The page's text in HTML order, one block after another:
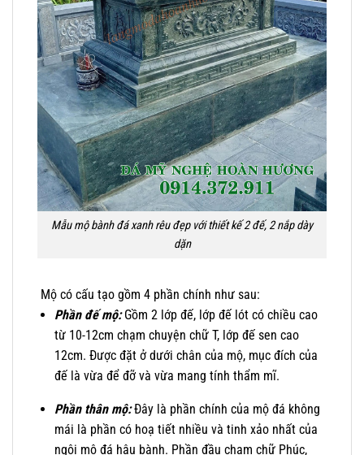
Mẫu mộ bành đá xanh rêu đẹp với thiết kế 2 đế, 2 nắp dày
dặn
Mộ có cấu tạo gồm 4 phần chính như sau:
Phần đế mộ:Gồm 2 lớp đế, lớp đế lót có chiều cao
từ 10-12cm chạm chuyện chữ T, lớp đế sen cao
12cm. Được đặt ở dưới chân của mộ, mục đích của
đế là vừa để đỡ và vừa mang tính thẩm mĩ.
Phần thân mộ:Đây là phần chính của mộ đá không
mái là phần có hoạ tiết nhiều và tinh xảo nhất của
ngôi mộ đá hậu bành. Phần đầu chạm chữ Phúc,